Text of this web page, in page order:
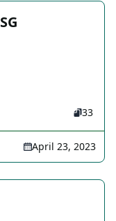
33
April 23, 2023